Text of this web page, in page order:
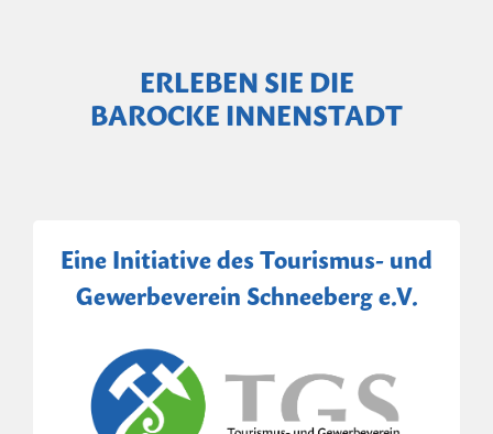
ERLEBEN SIE DIE
BAROCKE INNENSTADT
Eine Initiative des Tourismus- und
Gewerbeverein Schneeberg e.V.